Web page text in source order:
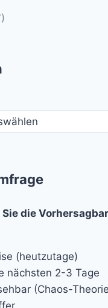
die
(heutzutage)
nächsten 2-3 Tage
(Chaos-